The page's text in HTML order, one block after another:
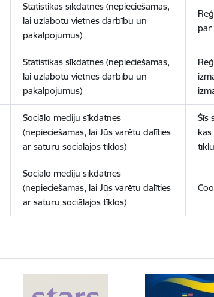
Statistikas sīkdatnes (nepieciešamas,
lai uzlabotu vietnes darbību un
pakalpojumus)
par
Statistikas sīkdatnes (nepieciešamas,
lai uzlabotu vietnes darbību un
pakalpojumus)
Sociālo mediju sīkdatnes
(nepieciešamas, lai Jūs varētu dalīties
ar saturu sociālajos tīklos)
Šīs
Sociālo mediju sīkdatnes
(nepieciešamas, lai Jūs varētu dalīties
ar saturu sociālajos tīklos)